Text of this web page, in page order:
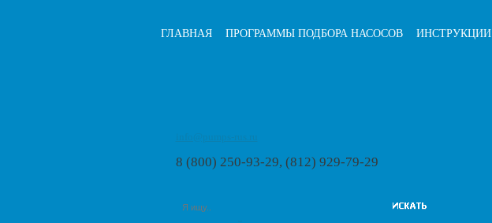
ГЛАВНАЯ ПРОГРАММЫ ПОДБОРА НАСОСОВ ИНСТРУКЦИИ
8 (800) 250-93-29, (812) 929-79-29